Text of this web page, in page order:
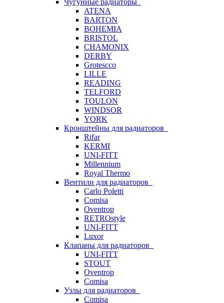
Чугунные радиаторы
ATENA
BARTON
BOHEMIA
BRISTOL
CHAMONIX
DERBY
Grotescco
LILLE
READING
TELFORD
TOULON
WINDSOR
YORK
Кронштейны для радиаторов
Rifar
KERMI
UNI-FITT
Millennium
Royal Thermo
Вентили для радиаторов
Carlo Poletti
Comisa
Oventrop
RETROstyle
UNI-FITT
Luxor
Клапаны для радиаторов
UNI-FITT
STOUT
Oventrop
Comisa
Узлы для радиаторов
Comisa